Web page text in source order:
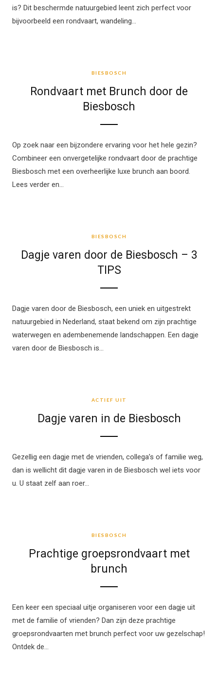
is? Dit beschermde natuurgebied leent zich perfect voor
bijvoorbeeld een rondvaart, wandeling…
BIESBOSCH
Rondvaart met Brunch door de
Biesbosch
Op zoek naar een bijzondere ervaring voor het hele gezin?
Combineer een onvergetelijke rondvaart door de prachtige
Biesbosch met een overheerlijke luxe brunch aan boord.
Lees verder en…
BIESBOSCH
Dagje varen door de Biesbosch – 3
TIPS
Dagje varen door de Biesbosch, een uniek en uitgestrekt
natuurgebied in Nederland, staat bekend om zijn prachtige
waterwegen en adembenemende landschappen. Een dagje
varen door de Biesbosch is…
ACTIEF UIT
Dagje varen in de Biesbosch
Gezellig een dagje met de vrienden, collega’s of familie weg,
dan is wellicht dit dagje varen in de Biesbosch wel iets voor
u. U staat zelf aan roer…
BIESBOSCH
Prachtige groepsrondvaart met
brunch
Een keer een speciaal uitje organiseren voor een dagje uit
met de familie of vrienden? Dan zijn deze prachtige
groepsrondvaarten met brunch perfect voor uw gezelschap!
Ontdek de…